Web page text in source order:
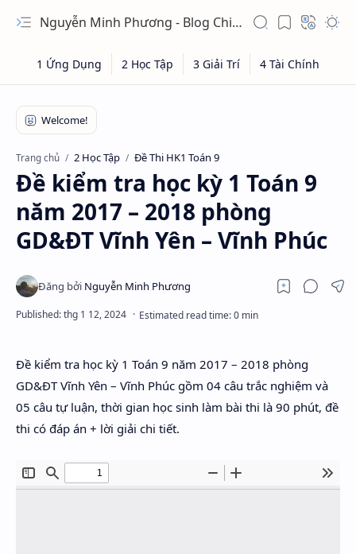
Nguyễn Minh Phương - Blog Chia sẻ Kiến thức Chứng khoán & Tài liệu Toán học
Hidden Menu
Hidden Menu
Trang chủ 2 Học Tập Đề Thi HK1 Toán 9
Đề kiểm tra học kỳ 1 Toán 9
năm 2017 – 2018 phòng
GD&ĐT Vĩnh Yên – Vĩnh Phúc
Đề kiểm tra học kỳ 1 Toán 9 năm 2017 – 2018 phòng
GD&ĐT Vĩnh Yên – Vĩnh Phúc gồm 04 câu trắc nghiệm và
05 câu tự luận, thời gian học sinh làm bài thi là 90 phút, đề
thi có đáp án + lời giải chi tiết.